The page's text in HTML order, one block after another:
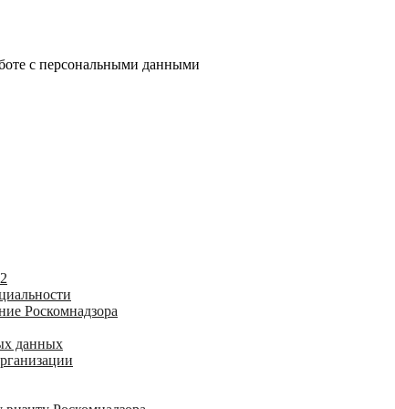
с персональными данными
Роскомнадзора
данных